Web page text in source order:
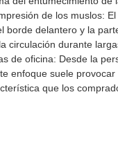
de los muslos:
delantero y la
circulación durante
de oficina: Desde la
enfoque suele
que los